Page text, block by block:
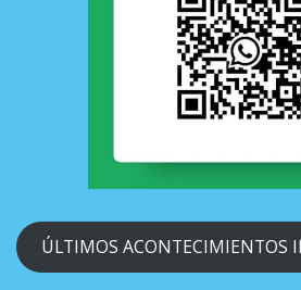
ÚLTIMOS ACONTECIMIENTOS